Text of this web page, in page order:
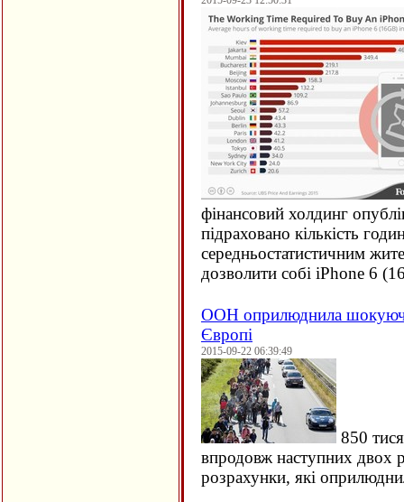
фінансовий холдинг
підраховано кількість
середньостатистичним
дозволити собі iPhone 6 (
ООН оприлюднила
Європі
2015-09-22 06:39:49
850
впродовж наступних двох
розрахунки, які